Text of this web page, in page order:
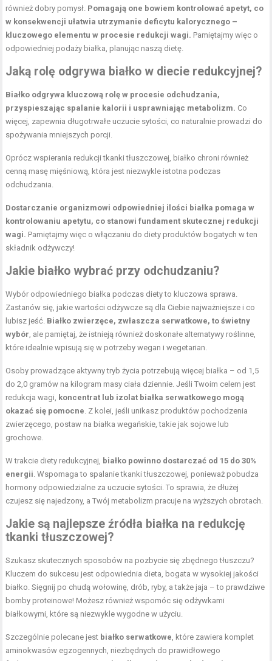
również dobry pomysł. Pomagają one bowiem kontrolować apetyt, co
w konsekwencji ułatwia utrzymanie deficytu kalorycznego –
kluczowego elementu w procesie redukcji wagi. Pamiętajmy więc o
odpowiedniej podaży białka, planując naszą dietę.
Jaką rolę odgrywa białko w diecie redukcyjnej?
Białko odgrywa kluczową rolę w procesie odchudzania,
przyspieszając spalanie kalorii i usprawniając metabolizm. Co
więcej, zapewnia długotrwałe uczucie sytości, co naturalnie prowadzi do
spożywania mniejszych porcji.
Oprócz wspierania redukcji tkanki tłuszczowej, białko chroni również
cenną masę mięśniową, która jest niezwykle istotna podczas
odchudzania.
Dostarczanie organizmowi odpowiedniej ilości białka pomaga w
kontrolowaniu apetytu, co stanowi fundament skutecznej redukcji
wagi. Pamiętajmy więc o włączaniu do diety produktów bogatych w ten
składnik odżywczy!
Jakie białko wybrać przy odchudzaniu?
Wybór odpowiedniego białka podczas diety to kluczowa sprawa.
Zastanów się, jakie wartości odżywcze są dla Ciebie najważniejsze i co
lubisz jeść. Białko zwierzęce, zwłaszcza serwatkowe, to świetny
wybór , ale pamiętaj, że istnieją również doskonałe alternatywy roślinne,
które idealnie wpisują się w potrzeby wegan i wegetarian.
Osoby prowadzące aktywny tryb życia potrzebują więcej białka – od 1,5
do 2,0 gramów na kilogram masy ciała dziennie. Jeśli Twoim celem jest
redukcja wagi,
koncentrat lub izolat białka serwatkowego mogą
okazać się pomocne . Z kolei, jeśli unikasz produktów pochodzenia
zwierzęcego, postaw na białka wegańskie, takie jak sojowe lub
grochowe.
W trakcie diety redukcyjnej,
białko powinno dostarczać od 15 do 30%
energii . Wspomaga to spalanie tkanki tłuszczowej, ponieważ pobudza
hormony odpowiedzialne za uczucie sytości. To sprawia, że dłużej
czujesz się najedzony, a Twój metabolizm pracuje na wyższych obrotach.
Jakie są najlepsze źródła białka na redukcję
tkanki tłuszczowej?
Szukasz skutecznych sposobów na pozbycie się zbędnego tłuszczu?
Kluczem do sukcesu jest odpowiednia dieta, bogata w wysokiej jakości
białko. Sięgnij po chudą wołowinę, drób, ryby, a także jaja – to prawdziwe
bomby proteinowe! Możesz również wspomóc się odżywkami
białkowymi, które są niezwykle wygodne w użyciu.
Szczególnie polecane jest białko serwatkowe , które zawiera komplet
aminokwasów egzogennych, niezbędnych do prawidłowego